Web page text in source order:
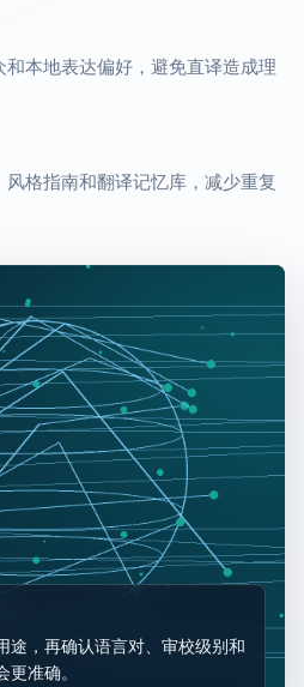
本地表达偏好，避免直译造成理
格指南和翻译记忆库，减少重复
途，再确认语言对、审校级别和
准确。